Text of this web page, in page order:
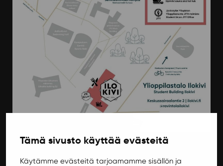
Tämä sivusto käyttää evästeitä
Käytämme evästeitä tarjoamamme sisällön ja
Karttakuva isompana